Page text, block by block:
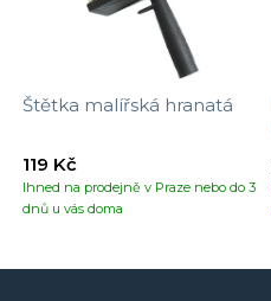
Štětka malířská hranatá
Ihned na prodejně v Praze nebo do 3
dnů u vás doma
119 Kč